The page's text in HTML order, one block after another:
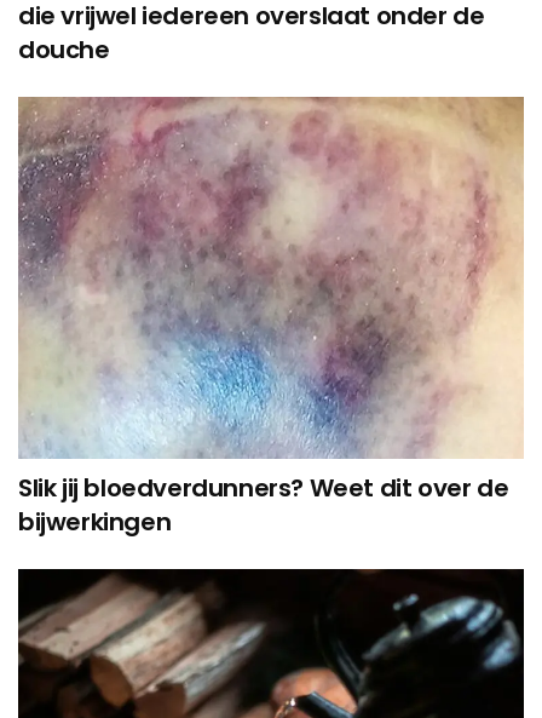
die vrijwel iedereen overslaat onder de
douche
Slik jij bloedverdunners? Weet dit over de
bijwerkingen